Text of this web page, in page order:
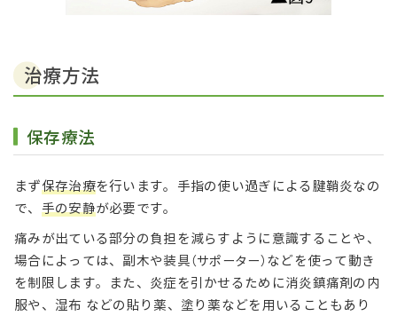
治療方法
保存療法
まず保存治療を行います。手指の使い過ぎによる腱鞘炎なの
で、 手の安静が必要です。
痛みが出ている部分の負担を減らすように意識することや、
場合によっては、副木や装具（サポーター） などを使って動き
を制限します。また、炎症を引かせるために消炎鎮痛剤の内
服や、湿布 などの貼り薬、塗り薬などを用いることもあり